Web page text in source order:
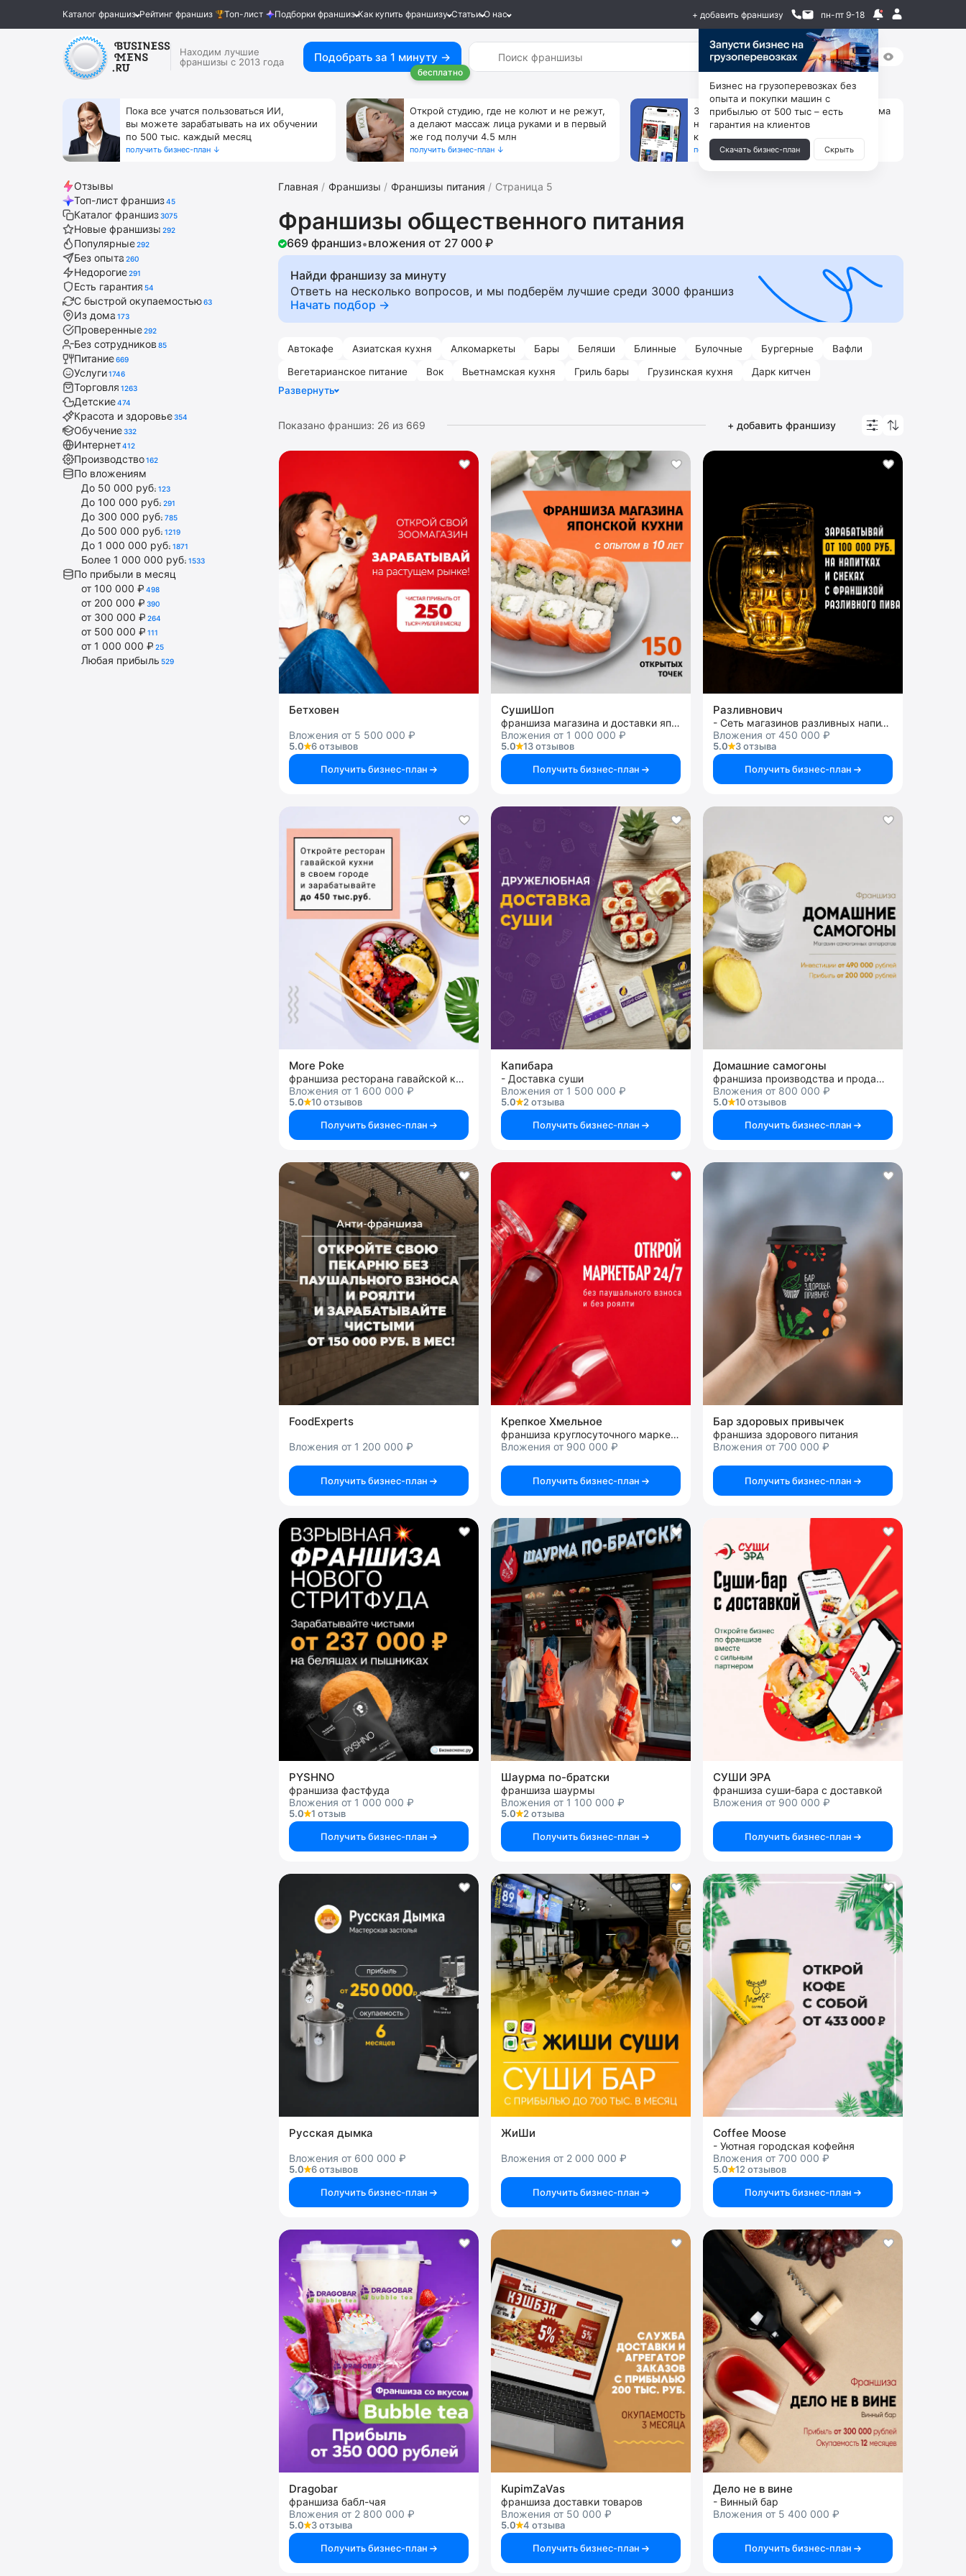
Каталог франшиз Рейтинг франшиз Топ-лист Подборки франшиз Как купить франшизу Статьи О нас + добавить франшизу пн-пт 9-18
Находим лучшие
франшизы с 2013 года
Подобрать за 1 минуту →
бесплатно
Пока все учатся пользоваться ИИ,
вы можете зарабатывать на их обучении
по 500 тыс. каждый месяц
получить бизнес-план ↓
Открой студию, где не колют и не режут,
а делают массаж лица руками и в первый
же год получи 4.5 млн
получить бизнес-план ↓
За 90 тыс. открой магазин на Авито, дома
ни коробок, ни товара, ни склада, зато
каждый месяц +125 тыс. чистыми
получить бизнес-план ↓
Отзывы
Топ-лист франшиз45
Каталог франшиз3075
Новые франшизы 292
Популярные292
Без опыта 260
Недорогие291
Есть гарантия 54
С быстрой окупаемостью63
Из дома 173
Проверенные292
Без сотрудников 85
Питание669
Услуги1746
Торговля 1263
Детские474
Красота и здоровье354
Обучение332
Интернет412
Производство162
По вложениям
До 50 000 руб. 123
До 100 000 руб. 291
До 300 000 руб. 785
До 500 000 руб. 1219
До 1 000 000 руб. 1871
Более 1 000 000 руб. 1533
По прибыли в месяц
от 100 000 ₽ 498
от 200 000 ₽ 390
от 300 000 ₽ 264
от 500 000 ₽ 111
от 1 000 000 ₽ 25
Любая прибыль 529
Главная Франшизы Франшизы питания Страница 5
Франшизы общественного питания
669 франшиз•вложения от 27 000 ₽
Найди франшизу за минуту
Ответь на несколько вопросов, и мы подберём лучшие среди 3000 франшиз
Начать подбор →
Автокафе Азиатская кухня Алкомаркеты Бары Беляши Блинные Булочные Бургерные
Вафли
Вегетарианское питание
Вок Вьетнамская кухня Гриль бары Грузинская кухня
Дарк китчен
Детские кафе
Развернуть
Показано франшиз: 26 из 669 + добавить франшизу
Бетховен
Вложения от 5 500 000 ₽
5.0
6 отзывов
Получить бизнес-план
СушиШоп
франшиза магазина и доставки японской кухни
Вложения от 1 000 000 ₽
5.0
13 отзывов
Получить бизнес-план
Разливнович
- Сеть магазинов разливных напитков
Вложения от 450 000 ₽
5.0
3 отзыва
Получить бизнес-план
More Poke
франшиза ресторана гавайской кухни
Вложения от 1 600 000 ₽
5.0
10 отзывов
Получить бизнес-план
Капибара
- Доставка суши
Вложения от 1 500 000 ₽
5.0
2 отзыва
Получить бизнес-план
Домашние самогоны
франшиза производства и продажи самогонных аппаратов, пивоварен, аксессуаров
Вложения от 800 000 ₽
5.0
10 отзывов
Получить бизнес-план
FoodExperts
Вложения от 1 200 000 ₽
Получить бизнес-план
Крепкое Хмельное
франшиза круглосуточного маркетбара
Вложения от 900 000 ₽
Получить бизнес-план
Бар здоровых привычек
франшиза здорового питания
Вложения от 700 000 ₽
Получить бизнес-план
PYSHNO
франшиза фастфуда
Вложения от 1 000 000 ₽
5.0
1 отзыв
Получить бизнес-план
Шаурма по-братски
франшиза шаурмы
Вложения от 1 100 000 ₽
5.0
2 отзыва
Получить бизнес-план
СУШИ ЭРА
франшиза суши-бара с доставкой
Вложения от 900 000 ₽
Получить бизнес-план
Русская дымка
Вложения от 600 000 ₽
5.0
6 отзывов
Получить бизнес-план
ЖиШи
Вложения от 2 000 000 ₽
Получить бизнес-план
Coffee Moose
- Уютная городская кофейня
Вложения от 700 000 ₽
5.0
12 отзывов
Получить бизнес-план
Dragobar
франшиза бабл-чая
Вложения от 2 800 000 ₽
5.0
3 отзыва
Получить бизнес-план
KupimZaVas
франшиза доставки товаров
Вложения от 50 000 ₽
5.0
4 отзыва
Получить бизнес-план
Дело не в вине
- Винный бар
Вложения от 5 400 000 ₽
Получить бизнес-план
Бизнес на грузоперевозках без
опыта и покупки машин с
прибылью от 500 тыс – есть
гарантия на клиентов
Скачать бизнес-план Скрыть